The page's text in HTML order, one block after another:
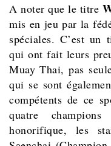
A noter que le titre
mis en jeu par la
spéciales. C’est
qui ont fait leurs
Muay Thai, pas
qui se sont
compétents de ce
quatre
honorifique, les